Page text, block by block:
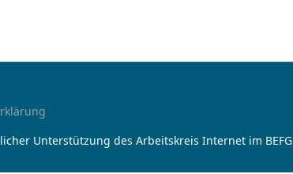
Unterstützung des Arbeitskreis Internet im BEFG